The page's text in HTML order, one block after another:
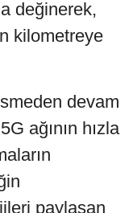
değinerek,
kilometreye
devam
ağının hızla
paylaşan